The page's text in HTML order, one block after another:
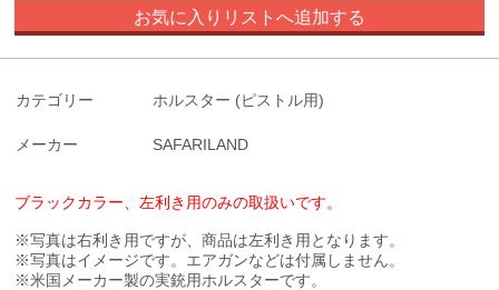
お気に入りリストへ追加する
カテゴリー ホルスター (ピストル用)
メーカー SAFARILAND
ブラックカラー、左利き用のみの取扱いです。
※写真は右利き用ですが、商品は左利き用となります。
※写真はイメージです。エアガンなどは付属しません。
※米国メーカー製の実銃用ホルスターです。